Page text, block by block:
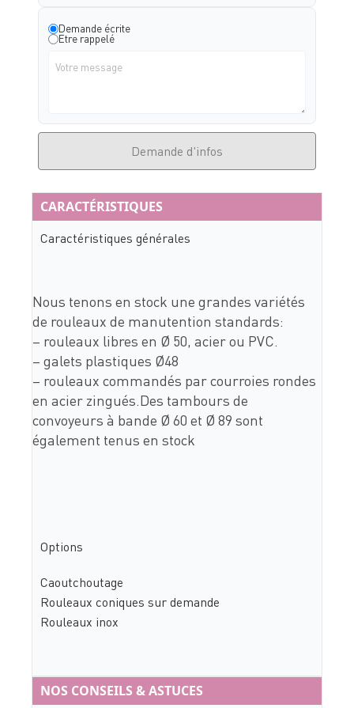
Demande écrite
Etre rappelé
Demande d'infos
CARACTÉRISTIQUES
Caractéristiques générales
Nous tenons en stock une grandes variétés
de rouleaux de manutention standards:
– rouleaux libres en Ø 50, acier ou PVC.
– galets plastiques Ø48
– rouleaux commandés par courroies rondes
en acier zingués.Des tambours de
convoyeurs à bande Ø 60 et Ø 89 sont
également tenus en stock
Options
Caoutchoutage
Rouleaux coniques sur demande
Rouleaux inox
NOS CONSEILS & ASTUCES